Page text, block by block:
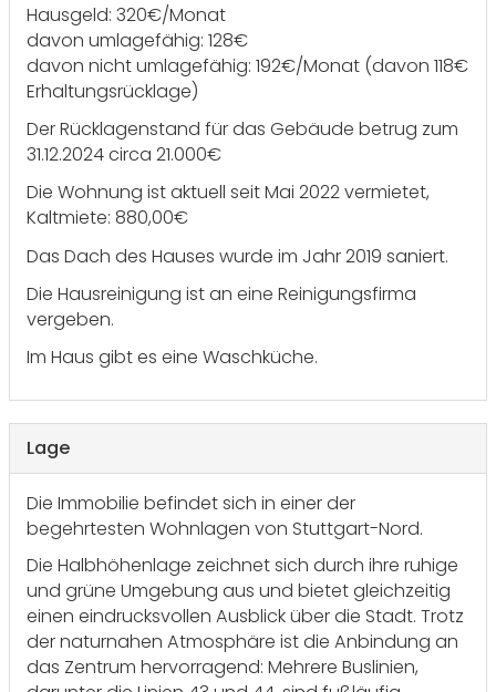
Hausgeld: 320€/Monat
davon umlagefähig: 128€
davon nicht umlagefähig: 192€/Monat (davon 118€
Erhaltungsrücklage)
Der Rücklagenstand für das Gebäude betrug zum
31.12.2024 circa 21.000€
Die Wohnung ist aktuell seit Mai 2022 vermietet,
Kaltmiete: 880,00€
Das Dach des Hauses wurde im Jahr 2019 saniert.
Die Hausreinigung ist an eine Reinigungsfirma
vergeben.
Im Haus gibt es eine Waschküche.
Lage
Die Immobilie befindet sich in einer der
begehrtesten Wohnlagen von Stuttgart-Nord.
Die Halbhöhenlage zeichnet sich durch ihre ruhige
und grüne Umgebung aus und bietet gleichzeitig
einen eindrucksvollen Ausblick über die Stadt. Trotz
der naturnahen Atmosphäre ist die Anbindung an
das Zentrum hervorragend: Mehrere Buslinien,